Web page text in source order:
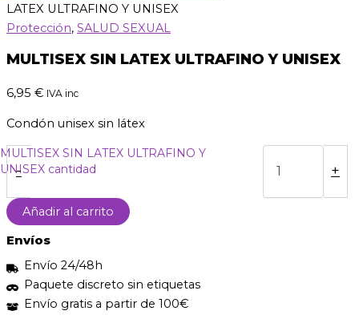
LATEX ULTRAFINO Y UNISEX
Protección, SALUD SEXUAL
MULTISEX SIN LATEX ULTRAFINO Y UNISEX
6,95 € IVA inc
Condón unisex sin látex
-
MULTISEX SIN LATEX ULTRAFINO Y
UNISEX cantidad
+
Añadir al carrito
Envíos
Envío 24/48h
Paquete discreto sin etiquetas
Envío gratis a partir de 100€